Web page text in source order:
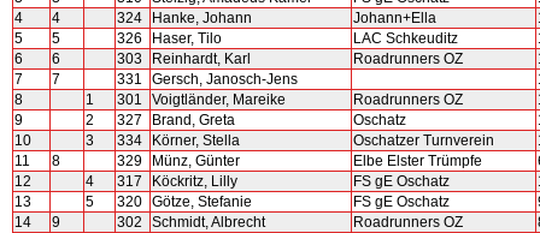
4
4 324 Hanke, Johann Johann+Ella
5
5 326 Haser, Tilo LAC Schkeuditz
6
6 303 Reinhardt, Karl Roadrunners OZ
7
7 331 Gersch, Janosch-Jens
8
1 301 Voigtländer, Mareike Roadrunners OZ
9
2 327 Brand, Greta Oschatz
10
3 334 Körner, Stella Oschatzer Turnverein
11
8 329 Münz, Günter Elbe Elster Trümpfe
12
4 317 Köckritz, Lilly FS gE Oschatz
13
5 320 Götze, Stefanie FS gE Oschatz
14
9 302 Schmidt, Albrecht Roadrunners OZ